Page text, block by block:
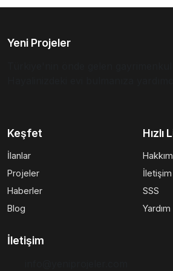
Yeni Projeler
Keşfet
İlanlar
Projeler
Haberler
Blog
Hızlı
İletişim
SSS
Yardım
İletişim